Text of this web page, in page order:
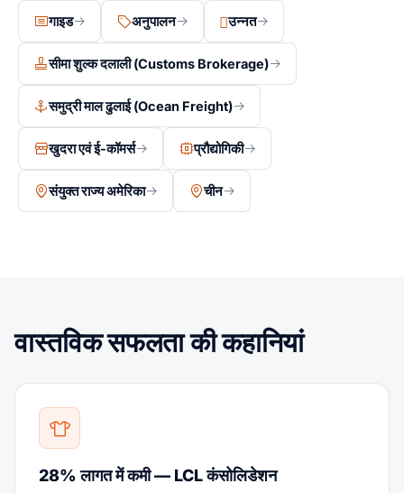
गाइड अनुपालन उन्नत
सीमा शुल्क दलाली (Customs Brokerage)
समुद्री माल ढुलाई (Ocean Freight)
खुदरा एवं ई-कॉमर्स प्रौद्योगिकी
संयुक्त राज्य अमेरिका चीन
वास्तविक सफलता की कहानियां
28% लागत में कमी — LCL कंसोलिडेशन